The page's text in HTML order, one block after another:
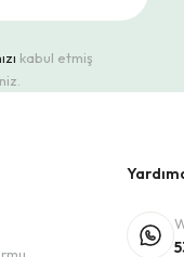
kabul etmiş